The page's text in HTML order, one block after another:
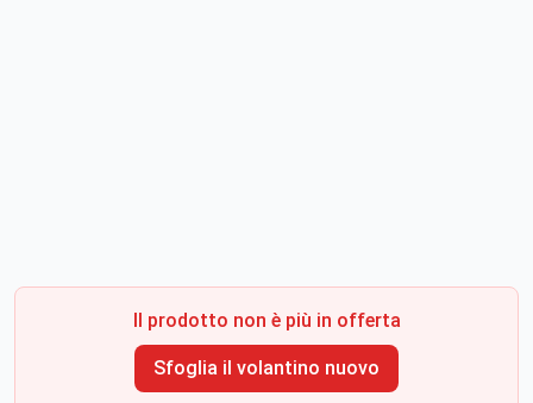
Il prodotto non è più in offerta
Sfoglia il volantino nuovo